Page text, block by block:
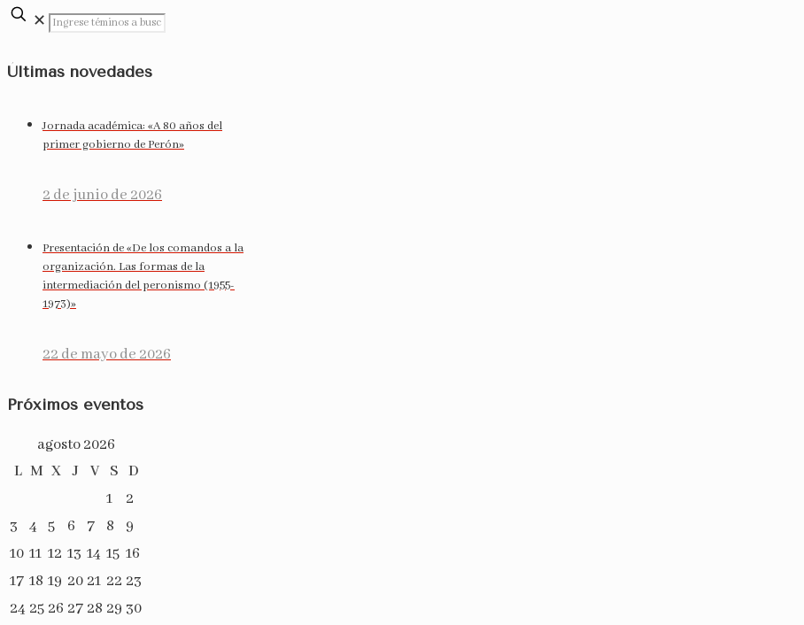
✕
Últimas novedades
Jornada académica: «A 80 años del
primer gobierno de Perón»
2 de junio de 2026
Presentación de «De los comandos a la
organización. Las formas de la
intermediación del peronismo (1955-
1973)»
22 de mayo de 2026
Próximos eventos
agosto 2026
L M X J V S D
1
2
3
4 5 6 7 8
9
10 11 12 13 14 15 16
17 18 19 20 21 22 23
24 25 26 27 28 29 30